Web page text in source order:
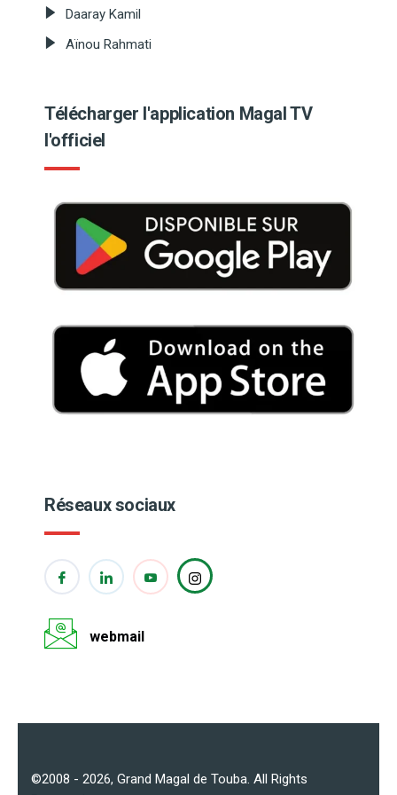
Daaray Kamil
Aïnou Rahmati
Télécharger l'application Magal TV
l'officiel
Réseaux sociaux
webmail
©2008 - 2026, Grand Magal de Touba . All Rights